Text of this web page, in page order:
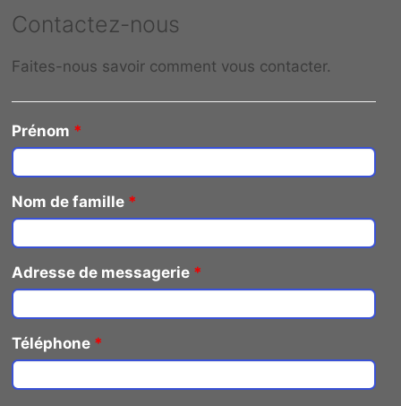
Contactez-nous
Faites-nous savoir comment vous contacter.
Prénom *
Nom de famille *
Adresse de messagerie *
Téléphone *